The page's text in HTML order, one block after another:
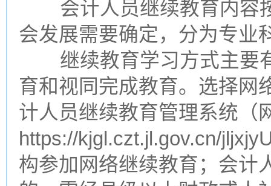
会计人员继续教育内容
会发展需要确定，分为专业
继续教育学习方式主要
育和视同完成教育。选择网
计人员继续教育管理系统（
https://kjgl.czt.jl.gov.cn/
构参加网络继续教育；会计